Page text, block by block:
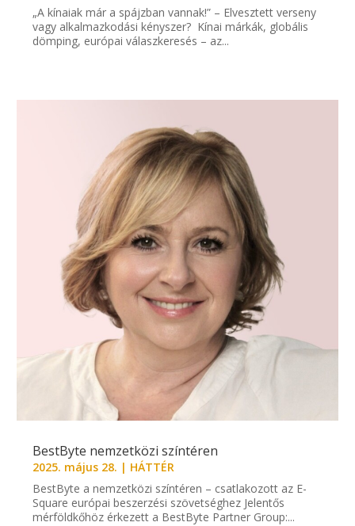
„A kínaiak már a spájzban vannak!” – Elvesztett verseny
vagy alkalmazkodási kényszer? Kínai márkák, globális
dömping, európai válaszkeresés – az...
BestByte nemzetközi színtéren
2025. május 28. | HÁTTÉR
BestByte a nemzetközi színtéren – csatlakozott az E-
Square európai beszerzési szövetséghez Jelentős
mérföldkőhöz érkezett a BestByte Partner Group:...